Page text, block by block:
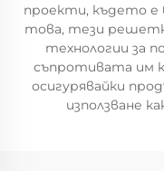
проекти, където е
това, тези
технологии за
съпротивата им
осигурявайки
използване